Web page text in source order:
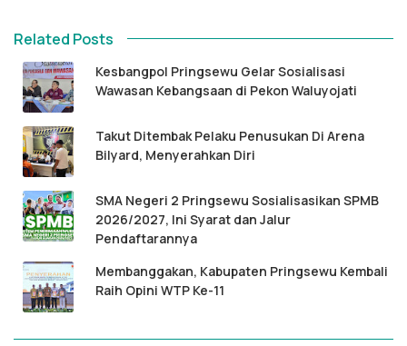
Related Posts
Kesbangpol Pringsewu Gelar Sosialisasi
Wawasan Kebangsaan di Pekon Waluyojati
Takut Ditembak Pelaku Penusukan Di Arena
Bilyard, Menyerahkan Diri
SMA Negeri 2 Pringsewu Sosialisasikan SPMB
2026/2027, Ini Syarat dan Jalur
Pendaftarannya
Membanggakan, Kabupaten Pringsewu Kembali
Raih Opini WTP Ke-11